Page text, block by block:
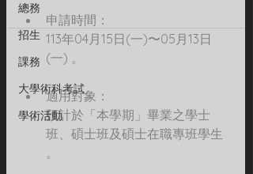
總務
招生
課務
大學術科考試
學術活動
申請時間：
113年04月15日(一)〜05月13日
(一) 。
適用對象：
預計於「本學期」畢業之學士
班、碩士班及碩士在職專班學生
。